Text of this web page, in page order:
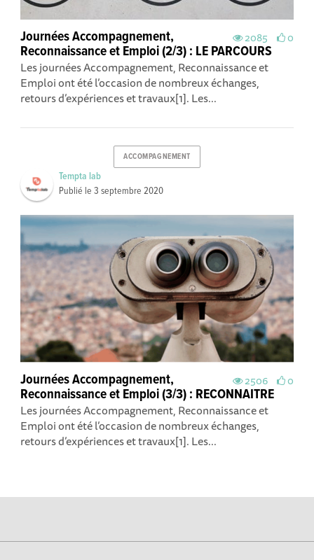
2085 0
Journées Accompagnement,
Reconnaissance et Emploi (2/3) : LE PARCOURS
Les journées Accompagnement, Reconnaissance et
Emploi ont été l’occasion de nombreux échanges,
retours d’expériences et travaux[1]. Les...
ACCOMPAGNEMENT
Tempta lab
Publié le 3 septembre 2020
2506 0
Journées Accompagnement,
Reconnaissance et Emploi (3/3) : RECONNAITRE
Les journées Accompagnement, Reconnaissance et
Emploi ont été l’occasion de nombreux échanges,
retours d’expériences et travaux[1]. Les...